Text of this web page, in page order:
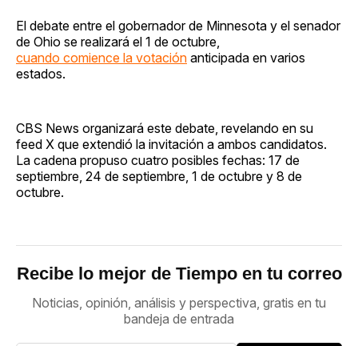
El debate entre el gobernador de Minnesota y el senador
de Ohio se realizará el 1 de octubre,
cuando comience la votación anticipada en varios
estados.
CBS News organizará este debate, revelando en su
feed X que extendió la invitación a ambos candidatos.
La cadena propuso cuatro posibles fechas: 17 de
septiembre, 24 de septiembre, 1 de octubre y 8 de
octubre.
Recibe lo mejor de Tiempo en tu correo
Noticias, opinión, análisis y perspectiva, gratis en tu
bandeja de entrada